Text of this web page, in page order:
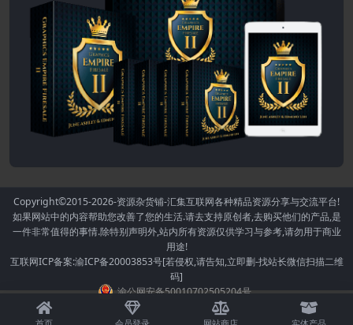
Copyright©2015-2026-资源杂货铺-汇集互联网各种精品资源分享与交流平台!
如果网站中的内容帮助您改善了您的生活.请去支持原创者,去购买他们的产品,是
一件非常值得的事情.除特别声明外,站内所有资源仅供学习与参考,请勿用于商业
用途!
互联网ICP备案:渝ICP备20003853号[若侵权,请告知,立即删-找站长微信扫描二维
码]
渝公网安备50010702505204号